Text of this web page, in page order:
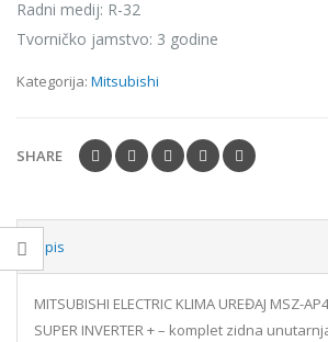
Radni medij: R-32
Tvorničko jamstvo: 3 godine
Kategorija: Mitsubishi
SHARE
Opis
MITSUBISHI ELECTRIC KLIMA UREĐAJ MSZ-
SUPER INVERTER + – komplet zidna